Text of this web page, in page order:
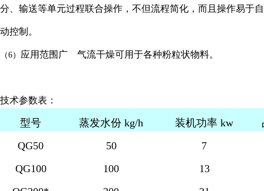
分、输送等单元过程联合操作，不但流程简化，而且操作易于自
动控制。
（6） 应用范围广 气流干燥可用于各种粉粒状物料。
技术参数表：
型号 蒸发水份 kg/h 装机功率 kw
QG50
50
7
QG100
100
13